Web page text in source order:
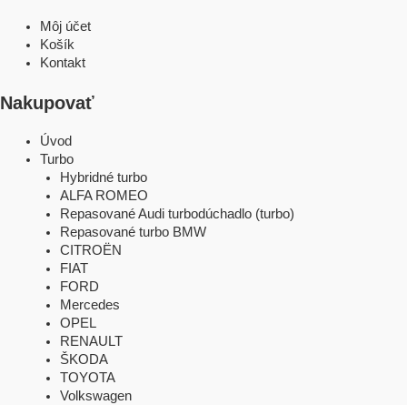
Môj účet
Košík
Kontakt
Nakupovať
Úvod
Turbo
Hybridné turbo
ALFA ROMEO
Repasované Audi turbodúchadlo (turbo)
Repasované turbo BMW
CITROËN
FIAT
FORD
Mercedes
OPEL
RENAULT
ŠKODA
TOYOTA
Volkswagen